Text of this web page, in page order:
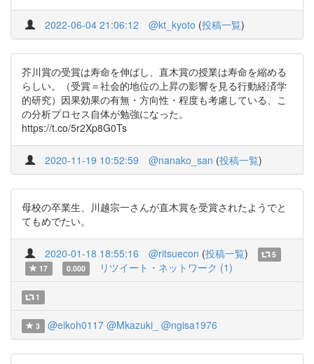
2022-06-04 21:06:12 @kt_kyoto (投稿一覧)
芥川賞の受賞は寿命を伸ばし、直木賞の授業は寿命を縮める
らしい。（受賞＝社会的地位の上昇の影響を見る行動経済学
的研究）因果効果の有無・方向性・程度も考慮している、こ
の分析プロセス自体が勉強になった。
https://t.co/5r2Xp8G0Ts
2020-11-19 10:52:59 @nanako_san (投稿一覧)
母校の卒業生、川越宗一さんが直木賞を受賞されたようでと
てもめでたい。
2020-01-18 18:55:16 @ritsuecon (投稿一覧)
5
17
0.000 リツイート・ネットワーク (1)
1
3 @eikoh0117 @Mkazuki_ @ngisa1976